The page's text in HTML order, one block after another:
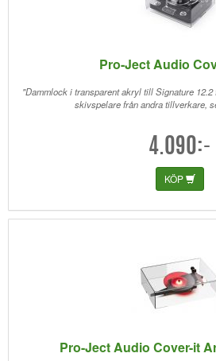
Pro-Ject Audio
"Dammlock i transparent akryl till Signature
skivspelare från andra tillverkare,
4.090:-
KÖP
Pro-Ject Audio Cover-it